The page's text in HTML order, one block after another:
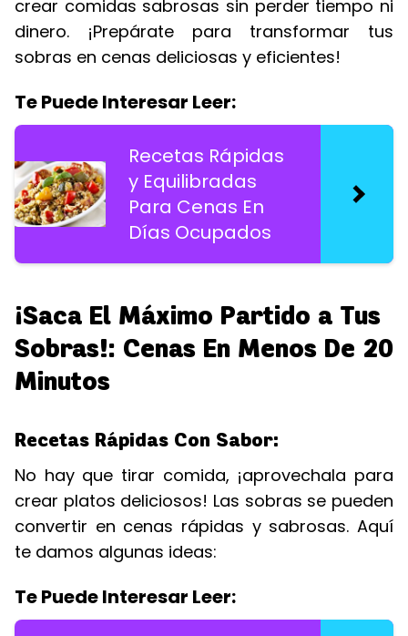
crear comidas sabrosas sin perder tiempo ni
dinero. ¡Prepárate para transformar tus
sobras en cenas deliciosas y eficientes!
Te Puede Interesar Leer:
Recetas Rápidas
y Equilibradas
Para Cenas En
Días Ocupados
¡Saca El Máximo Partido a Tus
Sobras!: Cenas En Menos De 20
Minutos
Recetas Rápidas Con Sabor:
No hay que tirar comida, ¡aprovechala para
crear platos deliciosos! Las sobras se pueden
convertir en cenas rápidas y sabrosas. Aquí
te damos algunas ideas:
Te Puede Interesar Leer: